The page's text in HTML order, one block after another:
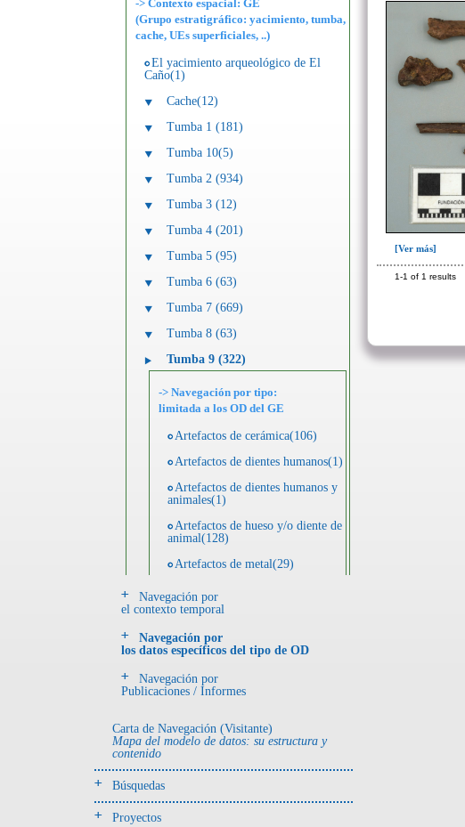
-> Contexto espacial: GE
(Grupo estratigráfico: yacimiento, tumba,
cache, UEs superficiales, ..)
El yacimiento arqueológico de El
Caño(1)
Cache(12)
Tumba 1 (181)
Tumba 10(5)
Tumba 2 (934)
Tumba 3 (12)
Tumba 4 (201)
Tumba 5 (95)
Tumba 6 (63)
Tumba 7 (669)
Tumba 8 (63)
Tumba 9 (322)
-> Navegación por tipo:
limitada a los OD del GE
Artefactos de cerámica(106)
Artefactos de dientes humanos(1)
Artefactos de dientes humanos y
animales(1)
Artefactos de hueso y/o diente de
animal(128)
Artefactos de metal(29)
Artefactos de metal y hueso y/o
diente de animal(5)
Artefactos de piedra(6)
Ecofactos animales(1)
Registro de unidades
- UE# y tipo de UE
donde se halló el objeto
Navegación por
el contexto temporal
Navegación por
los datos específicos del tipo de OD
Navegación por
Publicaciones / Informes
Carta de Navegación (Visitante)
Mapa del modelo de datos: su estructura y
contenido
Búsquedas
Proyectos
[Ver más]
1-1 of 1 results